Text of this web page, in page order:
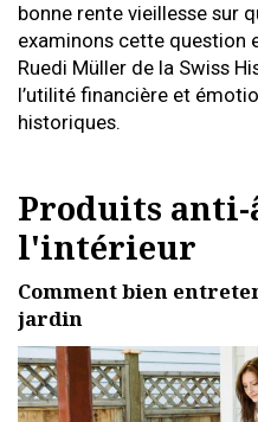
bonne rente vieillesse sur
examinons cette question
Ruedi Müller de la Swiss
l’utilité financière et
historiques.
Produits anti-
l'intérieur
Comment bien
jardin